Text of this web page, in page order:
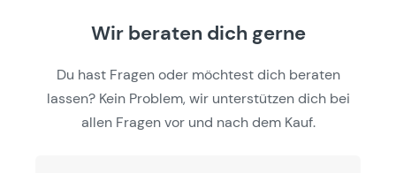
Wir beraten dich gerne
Du hast Fragen oder möchtest dich beraten
lassen? Kein Problem, wir unterstützen dich bei
allen Fragen vor und nach dem Kauf.